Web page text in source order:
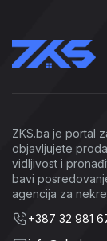
ZKS.ba je portal
objavljujete
vidljivost i
bavi
agencija za
+387 32 981